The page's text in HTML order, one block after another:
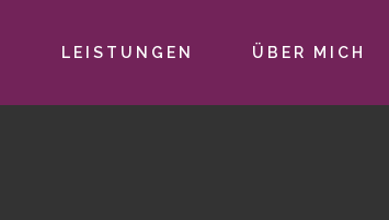
LEISTUNGEN ÜBER MICH